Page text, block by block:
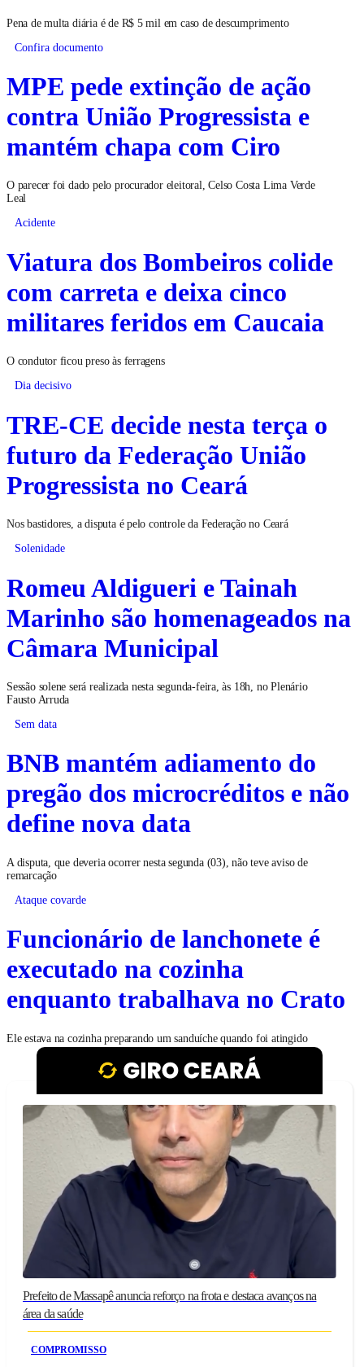
Pena de multa diária é de R$ 5 mil em caso de descumprimento
Confira documento
MPE pede extinção de ação
contra União Progressista e
mantém chapa com Ciro
O parecer foi dado pelo procurador eleitoral, Celso Costa Lima Verde
Leal
Acidente
Viatura dos Bombeiros colide
com carreta e deixa cinco
militares feridos em Caucaia
O condutor ficou preso às ferragens
Dia decisivo
TRE-CE decide nesta terça o
futuro da Federação União
Progressista no Ceará
Nos bastidores, a disputa é pelo controle da Federação no Ceará
Solenidade
Romeu Aldigueri e Tainah
Marinho são homenageados na
Câmara Municipal
Sessão solene será realizada nesta segunda-feira, às 18h, no Plenário
Fausto Arruda
Sem data
BNB mantém adiamento do
pregão dos microcréditos e não
define nova data
A disputa, que deveria ocorrer nesta segunda (03), não teve aviso de
remarcação
Ataque covarde
Funcionário de lanchonete é
executado na cozinha
enquanto trabalhava no Crato
Ele estava na cozinha preparando um sanduíche quando foi atingido
Prefeito de Massapê anuncia reforço na frota e destaca avanços na
área da saúde
COMPROMISSO